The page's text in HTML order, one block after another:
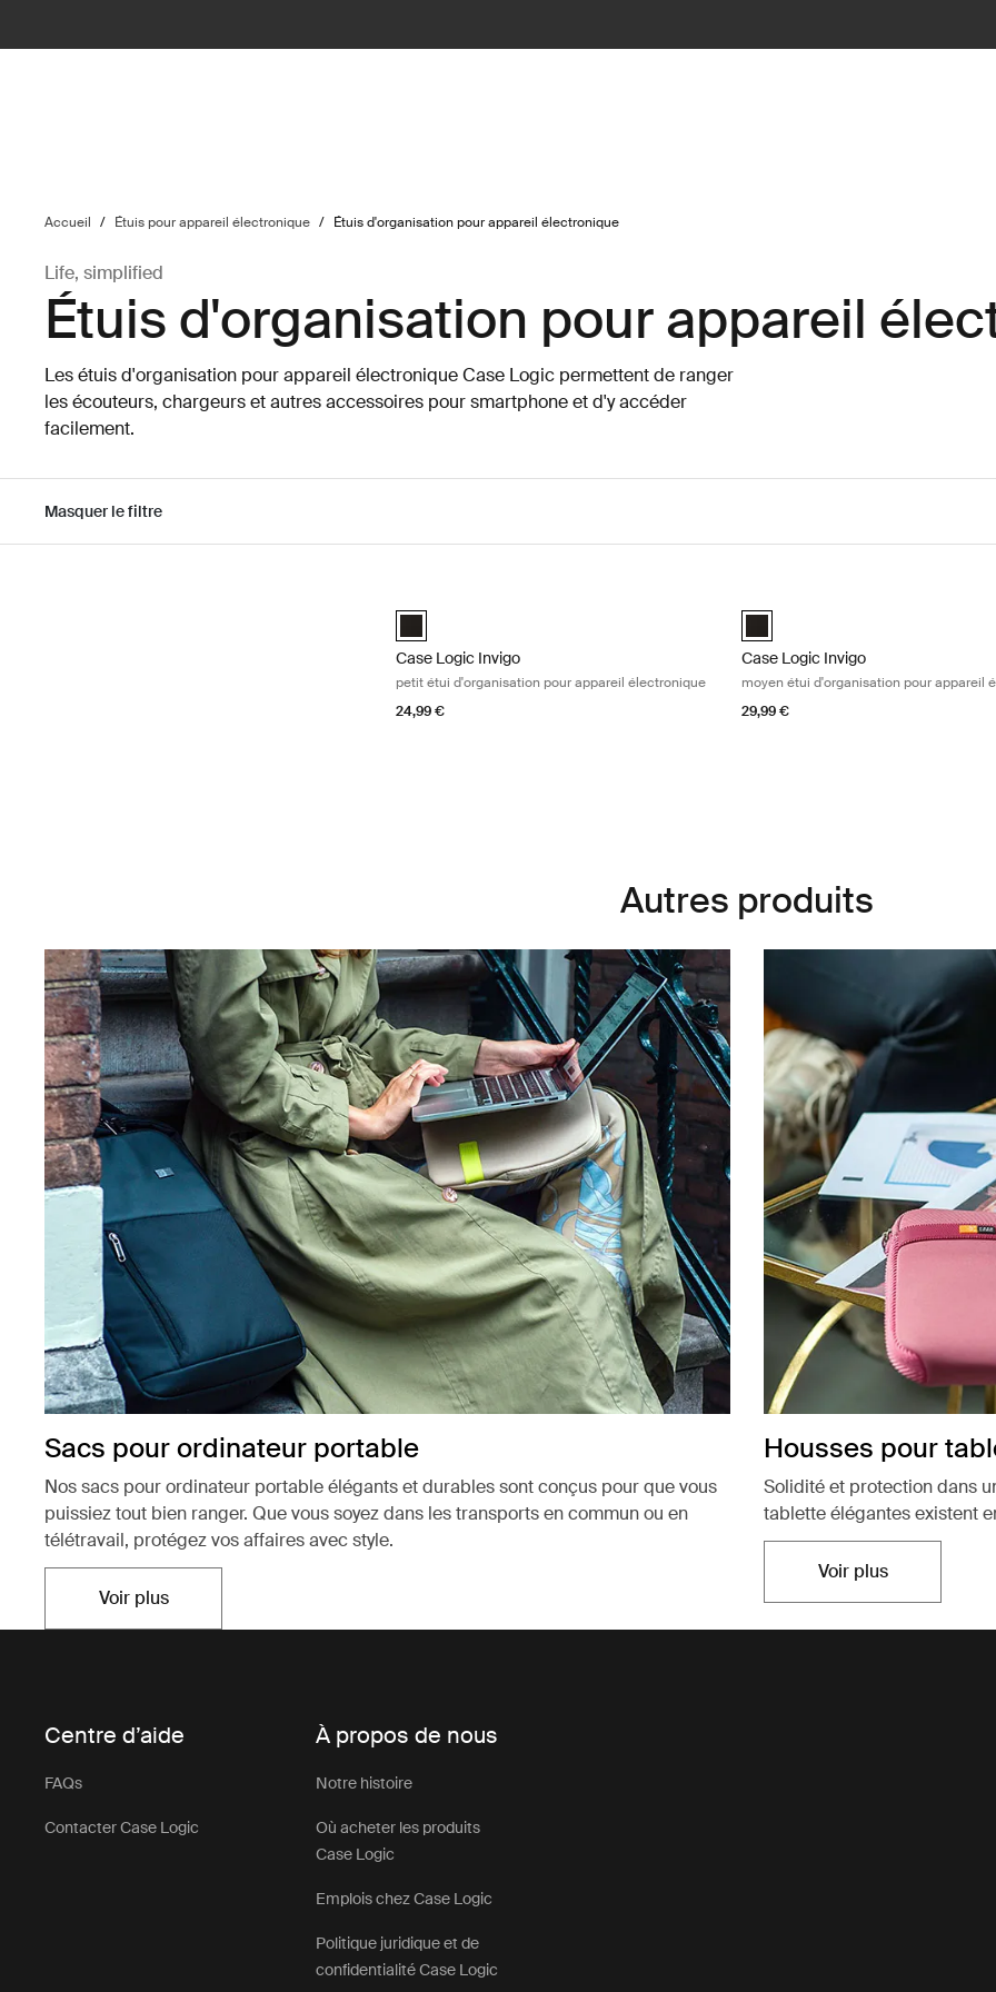
Accueil / Étuis pour appareil électronique / Étuis d'organisation pour appareil électronique
Life, simplified
Étuis d'organisation pour appareil
Les étuis d'organisation pour appareil électronique Case Logic permettent de ranger
les écouteurs, chargeurs et autres accessoires pour smartphone et d'y accéder
facilement.
Masquer le filtre
Case Logic Invigo electronic case small Noir (selected)
Case Logic Invigo
petit étui d'organisation pour appareil électronique
24,99 €
Case Logic Invigo electronic case
Case Logic Invigo
moyen étui d'organisation pour appareil
29,99 €
Autres produits
Sacs pour ordinateur portable
Nos sacs pour ordinateur portable élégants et durables sont conçus pour que vous
puissiez tout bien ranger. Que vous soyez dans les transports en commun ou en
télétravail, protégez vos affaires avec style.
Voir plusS'ouvre dans un nouvel onglet
Housses pour
Solidité et protection dans
tablette élégantes existent
Voir plusS'ouvre dans un
Centre d’aide
FAQs
Contacter Case Logic
À propos de nous
Notre histoire
Où acheter les produits
Case Logic
Emplois chez Case Logic
Politique juridique et de
confidentialité Case Logic